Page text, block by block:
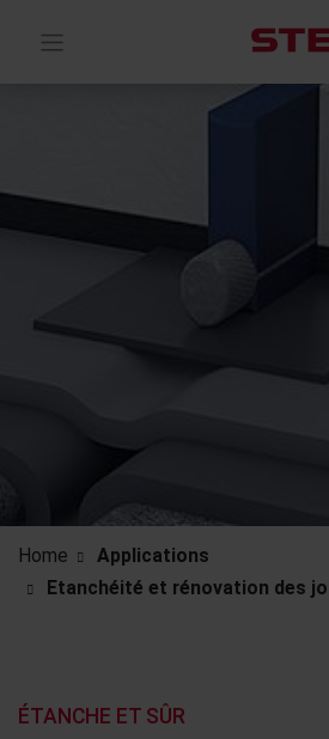
Home
Applications
Etanchéité et rénovation des
ÉTANCHE ET SÛR